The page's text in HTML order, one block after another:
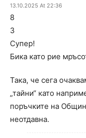
13.10.2025 At 22:36
8
3
Супер!
Бика като рие
Така, че сега
„тайни“ като
поръчките на
неотдавна.